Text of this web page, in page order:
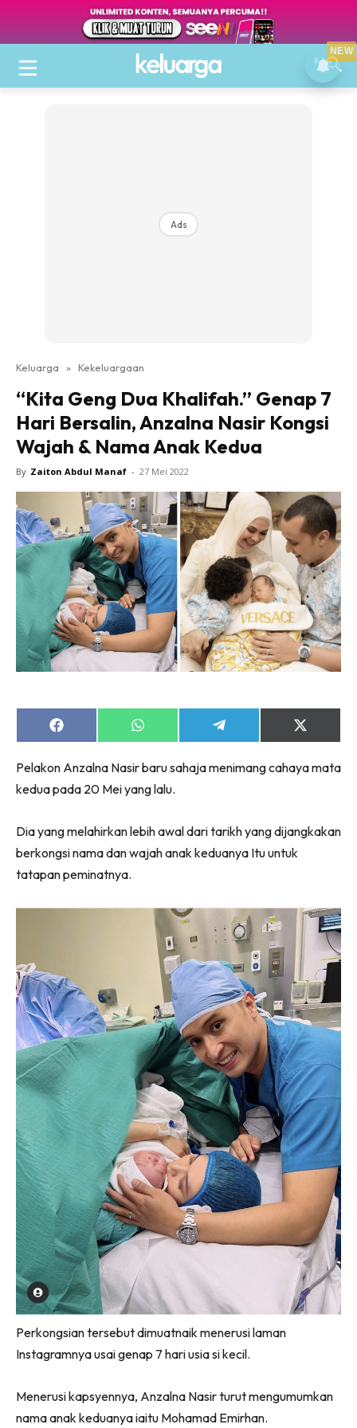
Ads
Keluarga » Kekeluargaan
“Kita Geng Dua Khalifah.” Genap 7
Hari Bersalin, Anzalna Nasir Kongsi
Wajah & Nama Anak Kedua
By Zaiton Abdul Manaf - 27 Mei 2022
Share
on
Share
on
Share
on
Share
on
(Twitter)
Pelakon Anzalna Nasir baru sahaja menimang cahaya mata
kedua pada 20 Mei yang lalu.
Dia yang melahirkan lebih awal dari tarikh yang dijangkakan
berkongsi nama dan wajah anak keduanya Itu untuk
tatapan peminatnya.
Perkongsian tersebut dimuatnaik menerusi laman
Instagramnya usai genap 7 hari usia si kecil.
Menerusi kapsyennya, Anzalna Nasir turut mengumumkan
nama anak keduanya iaitu Mohamad Emirhan.
NEW